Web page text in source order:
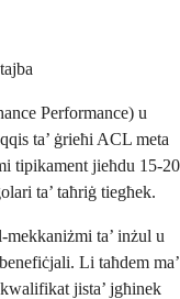
Performance) u
ta’ ġrieħi ACL meta
tipikament jieħdu 15-20
ta’ taħriġ tiegħek.
ta’ inżul u
Li taħdem ma’
jista’ jgħinek